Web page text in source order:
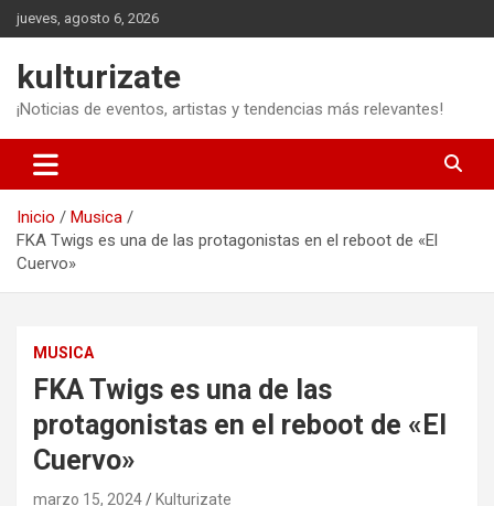
Saltar
al
jueves, agosto 6, 2026
kulturizate
¡Noticias de eventos, artistas y tendencias más relevantes!
Inicio
Musica
FKA Twigs es una de las protagonistas en el reboot de «El
Cuervo»
MUSICA
FKA Twigs es una de las
protagonistas en el reboot de «El
Cuervo»
marzo 15, 2024 Kulturizate